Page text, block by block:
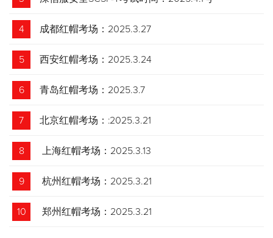
4 成都红帽考场：2025.3.27
5 西安红帽考场：2025.3.24
6 青岛红帽考场：2025.3.7
7 北京红帽考场：:2025.3.21
8 上海红帽考场：2025.3.13
9 杭州红帽考场：2025.3.21
10 郑州红帽考场：2025.3.21